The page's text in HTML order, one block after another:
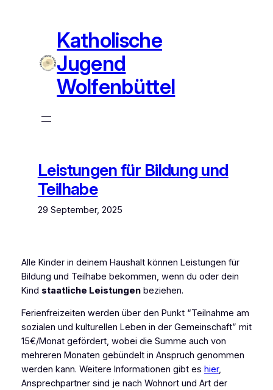
Katholische
Jugend
Wolfenbüttel
Leistungen für Bildung und
Teilhabe
29 September, 2025
Alle Kinder in deinem Haushalt können Leistungen für
Bildung und Teilhabe bekommen, wenn du oder dein
Kind staatliche Leistungenbeziehen.
Ferienfreizeiten werden über den Punkt “Teilnahme am
sozialen und kulturellen Leben in der Gemeinschaft” mit
15€/Monat gefördert, wobei die Summe auch von
mehreren Monaten gebündelt in Anspruch genommen
werden kann. Weitere Informationen gibt es hier,
Ansprechpartner sind je nach Wohnort und Art der